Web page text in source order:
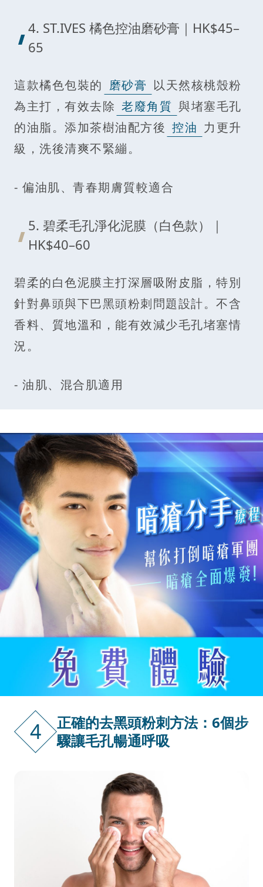
4. ST.IVES 橘色控油磨砂膏｜HK$45–
65
這款橘色包裝的 磨砂膏 以天然核桃殼粉
為主打，有效去除 老廢角質 與堵塞毛孔
的油脂。添加茶樹油配方後 控油 力更升
級，洗後清爽不緊繃。
- 偏油肌、青春期膚質較適合
5. 碧柔毛孔淨化泥膜（白色款）｜
HK$40–60
碧柔的白色泥膜主打深層吸附皮脂，特別
針對鼻頭與下巴黑頭粉刺問題設計。不含
香料、質地溫和，能有效減少毛孔堵塞情
況。
- 油肌、混合肌適用
4
正確的去黑頭粉刺方法：6個步
驟讓毛孔暢通呼吸